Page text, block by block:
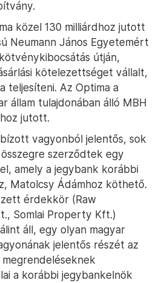
közel 130 milliárdhoz jutott
Neumann János Egyetemért
útján,
kötelezettséget vállalt,
teljesíteni. Az Optima a
állam tulajdonában álló MBH
jutott.
vagyonból jelentős, sok
szerződtek egy
amely a jegybank korábbi
Matolcsy Ádámhoz köthető.
érdekkör (Raw
Somlai Property Kft.)
áll, egy olyan magyar
jelentős részét az
a korábbi jegybankelnök